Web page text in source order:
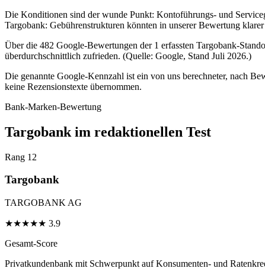
Die Konditionen sind der wunde Punkt: Kontoführungs- und
Targobank: Gebührenstrukturen könnten in unserer Bewertung klarer
Über die 482 Google-Bewertungen der 1 erfassten Targobank-
überdurchschnittlich zufrieden. (Quelle: Google, Stand Juli 2026.)
Die genannte Google-Kennzahl ist ein von uns berechneter, nach
keine Rezensionstexte übernommen.
Bank-Marken-Bewertung
Targobank im redaktionellen Test
Rang 12
Targobank
TARGOBANK AG
★★★★★ 3.9
Gesamt-Score
Privatkundenbank mit Schwerpunkt auf Konsumenten- und